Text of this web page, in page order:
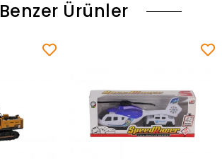
Benzer Ürünler